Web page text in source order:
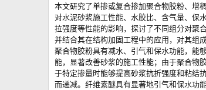
本文研究了单掺或复合掺加聚合物胶粉、增
对水泥砂浆施工性能、水胶比、含气量、保
拉强度等性能的影响，探讨了不同组分对聚
并结合其在结构加固工程中的应用，对其组
聚合物胶粉具有减水、引气和保水功能，能
能，显著改善砂浆的施工性能；由于聚合物
于特定掺量时能够提高砂浆抗折强度和粘结
而递减。纤维素醚具有显著地引气和保水功